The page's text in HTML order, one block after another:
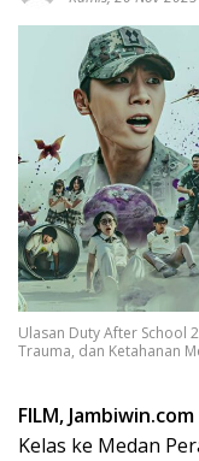
Ulasan Duty After School
Trauma, dan Ketahanan
FILM, Jambiwin.com
Kelas ke Medan